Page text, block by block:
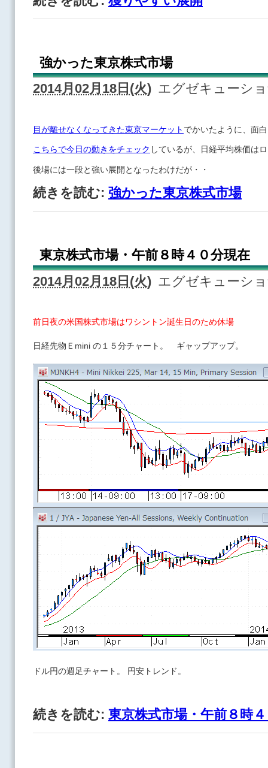
強かった東京株式市場
2014月02月18日(火) エグゼキューシ
目が離せなくなってきた東京マーケット でかいたように、面
こちらで今日の動きをチェック しているが、日経平均株価は
後場には一段と強い展開となったわけだが・・
続きを読む: 強かった東京株式市場
東京株式市場・午前８時４０分現在
2014月02月18日(火) エグゼキューシ
前日夜の米国株式市場はワシントン誕生日のため休場
日経先物Ｅmini の１５分チャート。 ギャップアップ。
ドル円の週足チャート。 円安トレンド。
続きを読む: 東京株式市場・午前８時